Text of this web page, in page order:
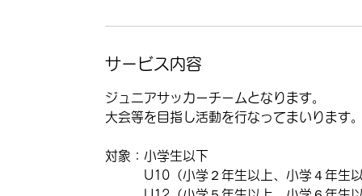
サービス内容
ジュニアサッカーチームとなります。
大会等を目指し活動を行なってまいります
対象：小学生以下
U10（小学２年生以上、小学４年生